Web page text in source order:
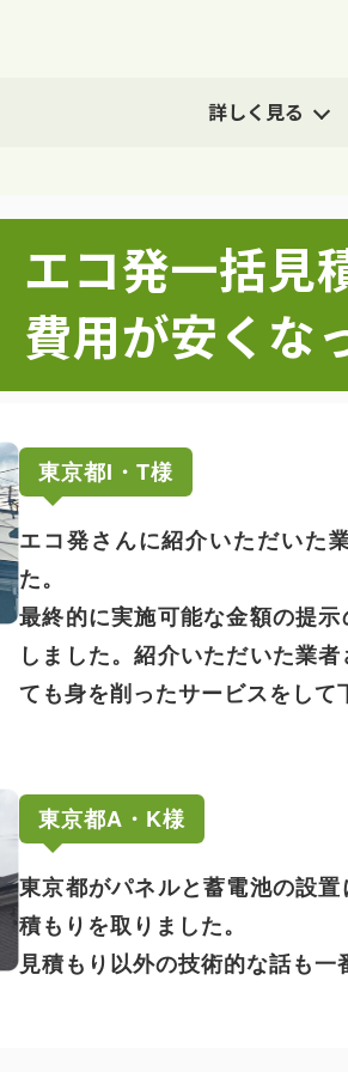
詳しく見る
エコ発一括見
費用が安くな
東京都I・T様
エコ発さんに紹介いただいた
た。
最終的に実施可能な金額の提
しました。紹介いただいた業
ても身を削ったサービスをして
東京都A・K様
東京都がパネルと蓄電池の設
積もりを取りました。
見積もり以外の技術的な話も一